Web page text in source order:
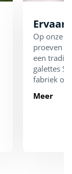
Ervaar
Op onze
proeven
een
galettes
fabriek op
Meer